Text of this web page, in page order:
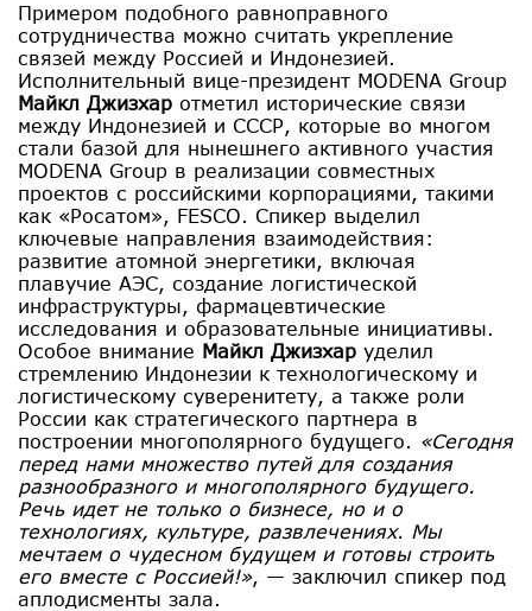
Примером подобного равноправного
сотрудничества можно считать укрепление
связей между Россией и Индонезией.
Исполнительный вице-президент MODENA Group
Майкл Джизхар отметил исторические связи
между Индонезией и СССР, которые во многом
стали базой для нынешнего активного участия
MODENA Group в реализации совместных
проектов с российскими корпорациями, такими
как «Росатом», FESCO. Спикер выделил
ключевые направления взаимодействия:
развитие атомной энергетики, включая
плавучие АЭС, создание логистической
инфраструктуры, фармацевтические
исследования и образовательные инициативы.
Особое внимание Майкл Джизхар уделил
стремлению Индонезии к технологическому и
логистическому суверенитету, а также роли
России как стратегического партнера в
построении многополярного будущего. «Сегодня
перед нами множество путей для создания
разнообразного и многополярного будущего.
Речь идет не только о бизнесе, но и о
технологиях, культуре, развлечениях. Мы
мечтаем о чудесном будущем и готовы строить
его вместе с Россией!», — заключил спикер под
аплодисменты зала.